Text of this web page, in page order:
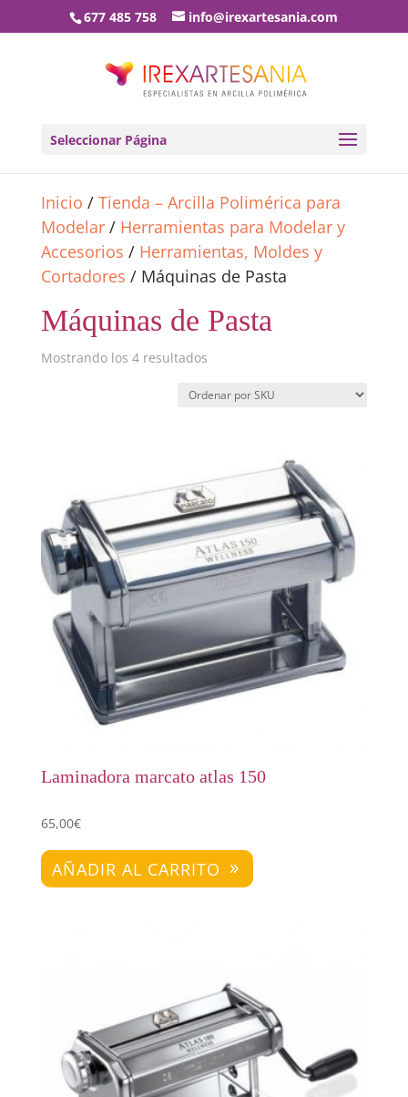
677 485 758 info@irexartesania.com
Seleccionar Página
Inicio / Tienda – Arcilla Polimérica para
Modelar/ Herramientas para Modelar y
Accesorios / Herramientas, Moldes y
Cortadores / Máquinas de Pasta
Máquinas de Pasta
Mostrando los 4 resultados
Laminadora marcato atlas 150
65,00€
AÑADIR AL CARRITO